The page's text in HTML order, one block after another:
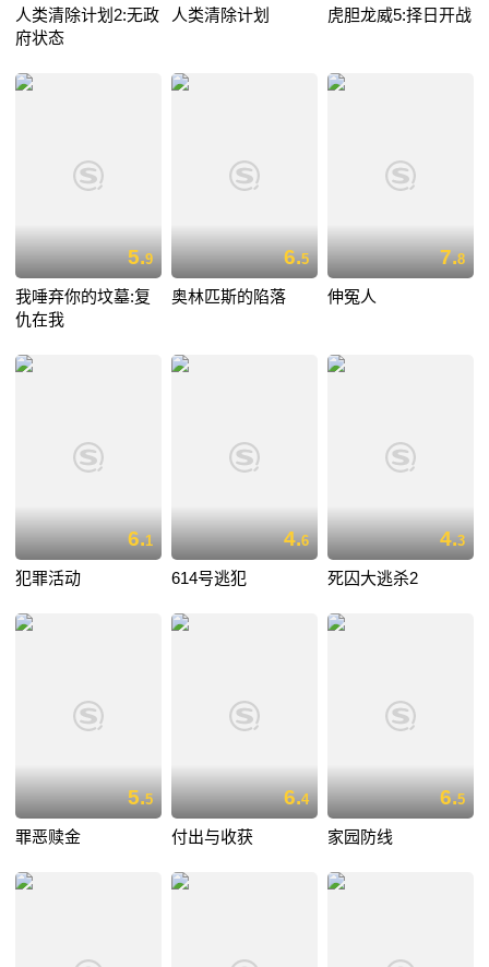
人类清除计划2:无政
府状态
人类清除计划 虎胆龙威5:择日开战
5.9
我唾弃你的坟墓:复
仇在我
6.5
奥林匹斯的陷落
7.8
伸冤人
6.1
犯罪活动
4.6
614号逃犯
4.3
死囚大逃杀2
5.5
罪恶赎金
6.4
付出与收获
6.5
家园防线